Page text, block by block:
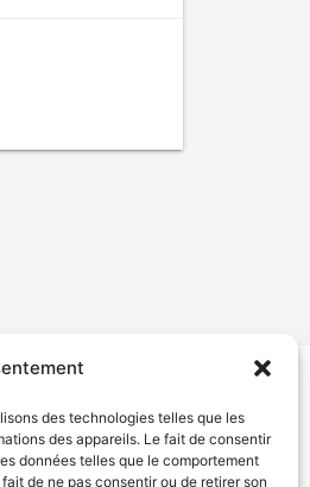
des technologies telles que les
des appareils. Le fait de consentir
données telles que le comportement
de ne pas consentir ou de retirer son
de confidentialité